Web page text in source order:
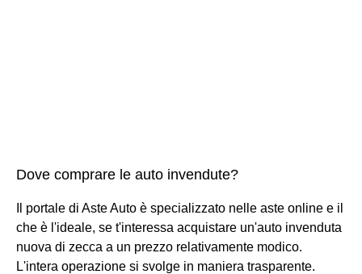
Dove comprare le auto invendute?
Il portale di Aste Auto è specializzato nelle aste online e il
che è l'ideale, se t'interessa acquistare un'auto invenduta
nuova di zecca a un prezzo relativamente modico.
L'intera operazione si svolge in maniera trasparente.